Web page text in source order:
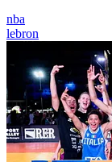
nba
lebron